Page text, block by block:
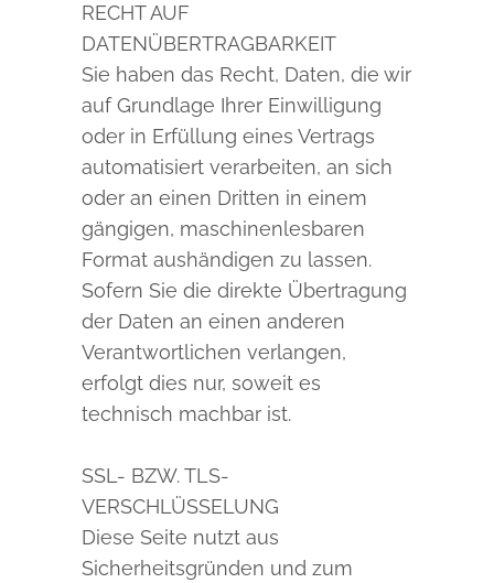
RECHT AUF
DATENÜBERTRAGBARKEIT
Sie haben das Recht, Daten, die wir
auf Grundlage Ihrer Einwilligung
oder in Erfüllung eines Vertrags
automatisiert verarbeiten, an sich
oder an einen Dritten in einem
gängigen, maschinenlesbaren
Format aushändigen zu lassen.
Sofern Sie die direkte Übertragung
der Daten an einen anderen
Verantwortlichen verlangen,
erfolgt dies nur, soweit es
technisch machbar ist.
SSL- BZW. TLS-
VERSCHLÜSSELUNG
Diese Seite nutzt aus
Sicherheitsgründen und zum